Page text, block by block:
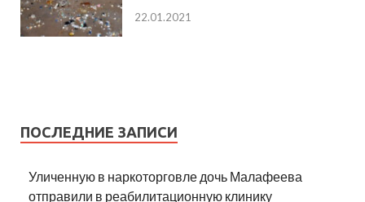
22.01.2021
ПОСЛЕДНИЕ ЗАПИСИ
Уличенную в наркоторговле дочь Малафеева
отправили в реабилитационную клинику